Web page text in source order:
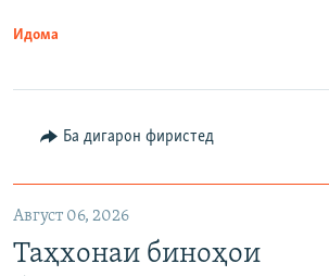
Идома
Ба дигарон фиристед
Август 06, 2026
Таҳхонаи биноҳои